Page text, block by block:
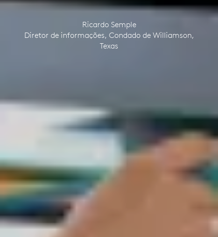
Ricardo Semple
Diretor de informações, Condado de Williamson,
Texas